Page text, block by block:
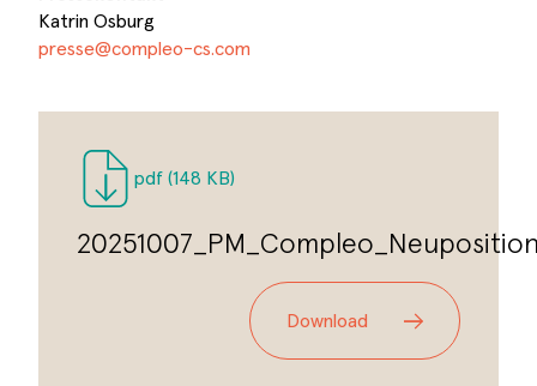
Katrin Osburg
presse@compleo-cs.com
pdf (148 KB)
Download